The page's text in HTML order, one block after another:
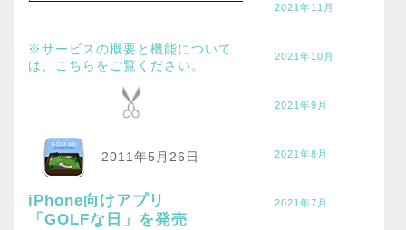
※サービスの概要と機能について
は、こちらをご覧ください。
2011年5月26日
iPhone向けアプリ
「GOLFな日」を発売
2021年11月
2021年10月
2021年9月
2021年8月
2021年7月